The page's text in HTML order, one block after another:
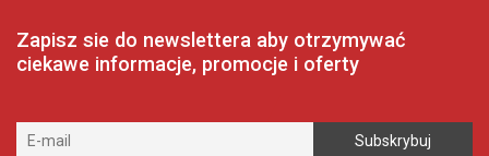
Zapisz sie do newslettera aby otrzymywać
ciekawe informacje, promocje i oferty